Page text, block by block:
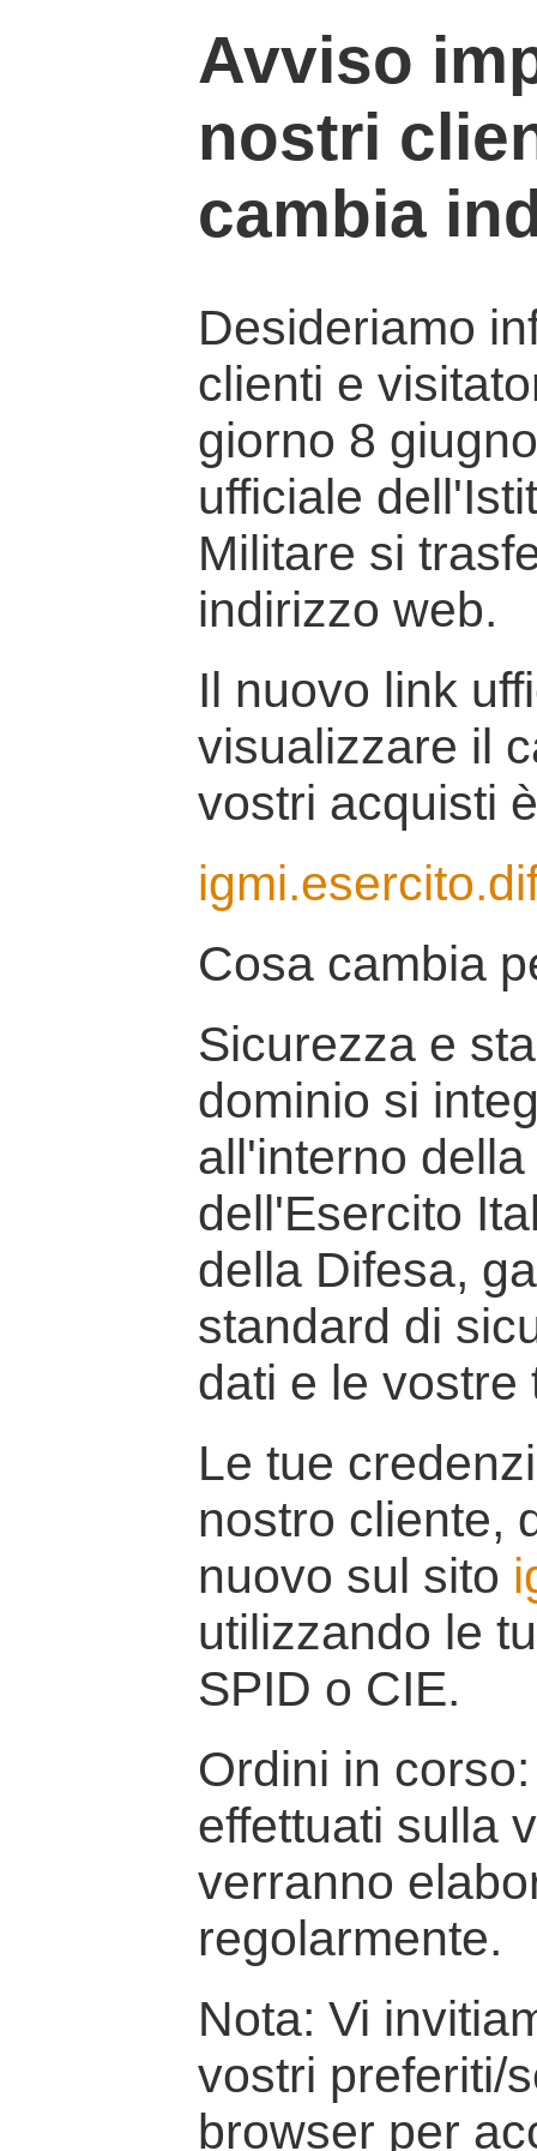
Avviso
nostri
cambia
Desideriamo
clienti e
giorno 8
ufficiale
Militare si
indirizzo web.
Il nuovo link
visualizzare il
vostri acquisti
Cosa cambia
Sicurezza e
dominio si
all'interno
dell'Esercito
della Difesa,
standard di
dati e le vostre
Le tue
nostro cliente,
nuovo sul sito
utilizzando le
SPID o CIE.
Ordini in
effettuati sulla
verranno
regolarmente.
Nota: Vi
vostri preferiti/
browser per